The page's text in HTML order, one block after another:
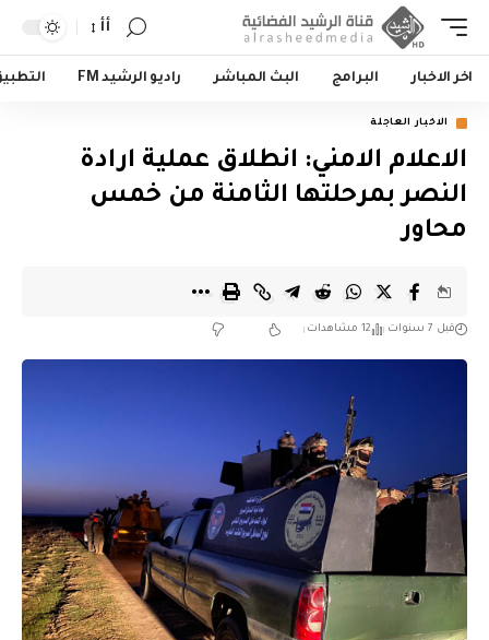
أأ
اخر الاخبار البرامج البث المباشر راديو الرشيد FM
الاخبار العاجلة
الاعلام الامني: انطلاق عملية ارادة
النصر بمرحلتها الثامنة من خمس
محاور
قبل 7 سنوات 12 مشاهدات